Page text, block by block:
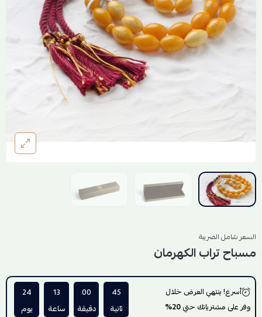
السعر شامل الضريبة
مسباح تراب الكهرمان
أسرع! ينتهي العرض خلال
وفر على مشترياتك حتي20%
44
ثانية
00
دقيقة
13
ساعة
24
يوم